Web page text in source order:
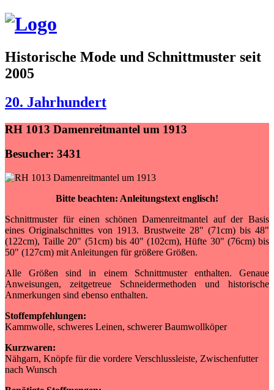
Historische Mode und Schnittmuster seit
2005
20. Jahrhundert
RH 1013 Damenreitmantel um 1913
Besucher: 3431
Bitte beachten: Anleitungstext englisch!
Schnittmuster für einen schönen Damenreitmantel auf der Basis
eines Originalschnittes von 1913. Brustweite 28" (71cm) bis 48"
(122cm), Taille 20" (51cm) bis 40" (102cm), Hüfte 30" (76cm) bis
50" (127cm) mit Anleitungen für größere Größen.
Alle Größen sind in einem Schnittmuster enthalten. Genaue
Anweisungen, zeitgetreue Schneidermethoden und historische
Anmerkungen sind ebenso enthalten.
Stoffempfehlungen:
Kammwolle, schweres Leinen, schwerer Baumwollköper
Kurzwaren:
Nähgarn, Knöpfe für die vordere Verschlussleiste, Zwischenfutter
nach Wunsch